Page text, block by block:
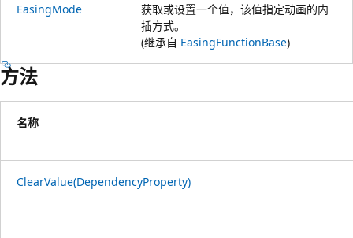
EasingMode
获取或设置一个值，该值指定动画的内
插方式。
(继承自 EasingFunctionBase)
方法
名称
ClearValue(DependencyProperty)